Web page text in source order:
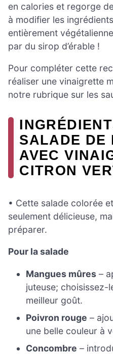
en calories et regorge
à modifier les
entièrement
par du sirop d’érable !
Pour compléter cette
réaliser une vinaigrette
notre rubrique sur les
SALADE DE
AVEC
CITRON
• Cette salade colorée
seulement délicieuse,
préparer.
Pour la salade
Mangues mûres –
juteuse; choisissez-
meilleur goût.
Poivron rouge –
une belle couleur à
Concombre –